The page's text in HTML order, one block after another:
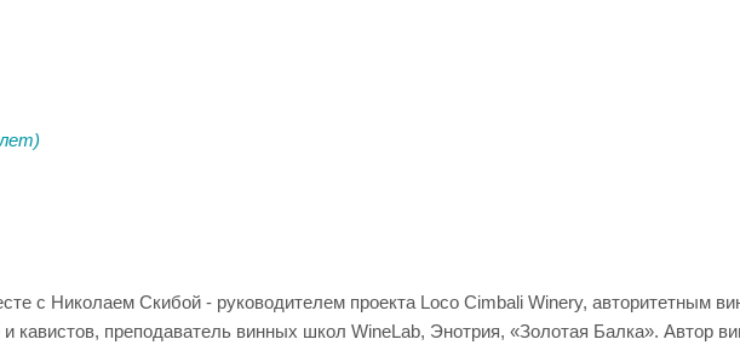
с Николаем Скибой - руководителем проекта Loco Cimbali Winery, авторитетным
кавистов, преподаватель винных школ WineLab, Энотрия, «Золотая Балка». Автор